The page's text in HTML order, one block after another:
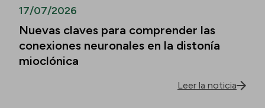
17/07/2026
Nuevas claves para comprender las
conexiones neuronales en la distonía
mioclónica
Leer la noticia